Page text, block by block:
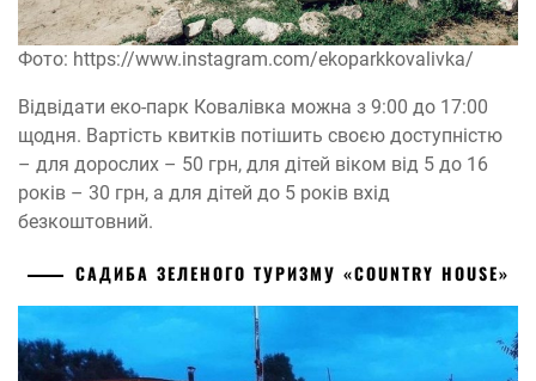
Фото: https://www.instagram.com/ekoparkkovalivka/
Відвідати еко-парк Ковалівка можна з 9:00 до 17:00
щодня. Вартість квитків потішить своєю доступністю
– для дорослих – 50 грн, для дітей віком від 5 до 16
років – 30 грн, а для дітей до 5 років вхід
безкоштовний.
САДИБА ЗЕЛЕНОГО ТУРИЗМУ «COUNTRY HOUSE»